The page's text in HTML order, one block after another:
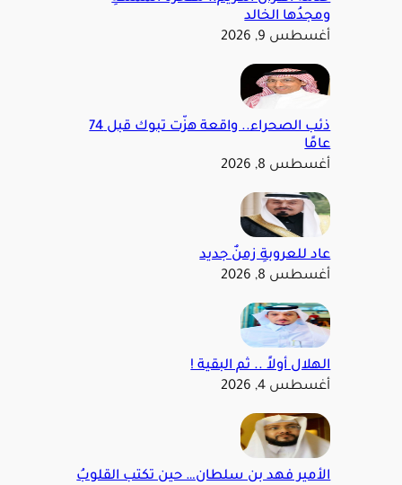
ومجدُها الخالد
أغسطس 9, 2026
ذئب الصحراء.. واقعة هزّت تبوك قبل 74
عامًا
أغسطس 8, 2026
عاد للعروبةِ زمنٌ جديد
أغسطس 8, 2026
الهلال أولاً .. ثم البقية !
أغسطس 4, 2026
الأمير فهد بن سلطان… حين تكتب القلوبُ